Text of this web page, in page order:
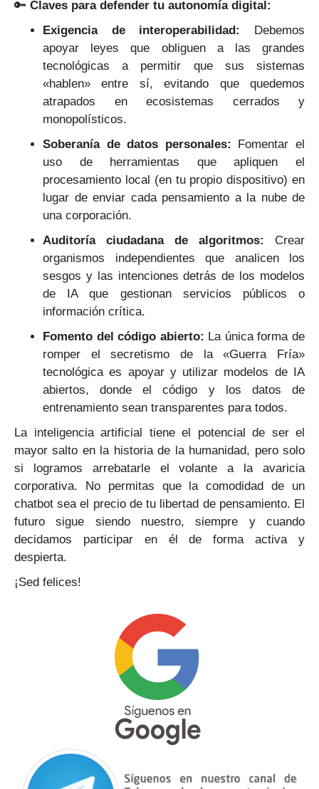
🔑 Claves para defender tu autonomía digital:
Exigencia de interoperabilidad:
Debemos
apoyar leyes que obliguen a las grandes
tecnológicas a permitir que sus sistemas
«hablen» entre sí, evitando que quedemos
atrapados en ecosistemas cerrados y
monopolísticos.
Soberanía de datos personales: Fomentar el
uso de herramientas que apliquen el
procesamiento local (en tu propio dispositivo) en
lugar de enviar cada pensamiento a la nube de
una corporación.
Auditoría ciudadana de algoritmos:
Crear
organismos independientes que analicen los
sesgos y las intenciones detrás de los modelos
de IA que gestionan servicios públicos o
información crítica.
Fomento del código abierto: La única forma de
romper el secretismo de la «Guerra Fría»
tecnológica es apoyar y utilizar modelos de IA
abiertos, donde el código y los datos de
entrenamiento sean transparentes para todos.
La inteligencia artificial tiene el potencial de ser el
mayor salto en la historia de la humanidad, pero solo
si logramos arrebatarle el volante a la avaricia
corporativa. No permitas que la comodidad de un
chatbot sea el precio de tu libertad de pensamiento. El
futuro sigue siendo nuestro, siempre y cuando
decidamos participar en él de forma activa y
despierta.
¡Sed felices!